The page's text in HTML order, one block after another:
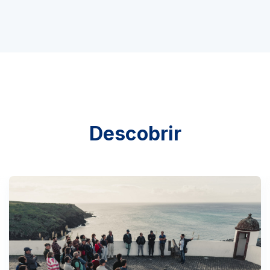
Descobrir